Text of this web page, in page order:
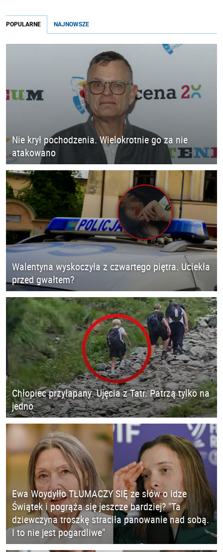
POPULARNE NAJNOWSZE
Nie krył pochodzenia. Wielokrotnie go za nie
atakowano
Walentyna wyskoczyła z czwartego piętra. Uciekła
przed gwałtem?
Chłopiec przyłapany. Ujęcia z Tatr. Patrzą tylko na
jedno
Ewa Woydyłło TŁUMACZY SIĘ ze słów o Idze
Świątek i pogrąża się jeszcze bardziej? "Ta
dziewczyna troszkę straciła panowanie nad sobą.
I to nie jest pogardliwe"